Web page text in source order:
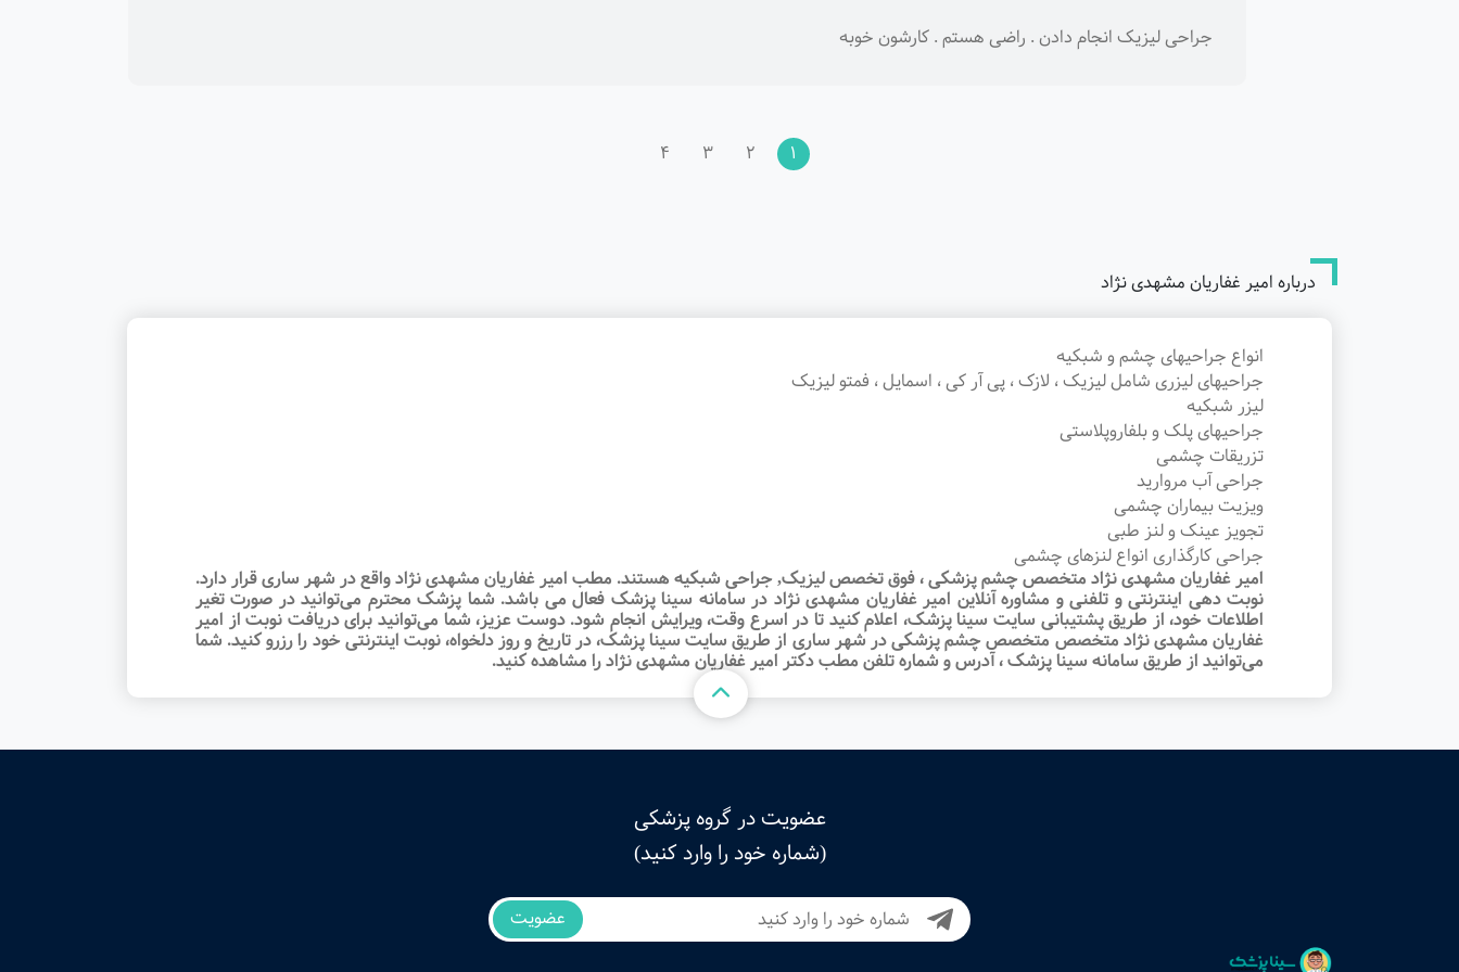
جراحی لیزیک انجام دادن . راضی هستم . کارشون خوبه
1
2
3
4
درباره امیر غفاریان مشهدی نژاد
انواع جراحیهای چشم و شبکیه
جراحیهای لیزری شامل لیزیک ، لازک ، پی آر کی ، اسمایل ، فمتو لیزیک
لیزر شبکیه
جراحیهای پلک و بلفاروپلاستی
تزریقات چشمی
جراحی آب مروارید
ویزیت بیماران چشمی
تجویز عینک و لنز طبی
جراحی کارگذاری انواع لنزهای چشمی
امیر غفاریان مشهدی نژاد متخصص چشم پزشکی ، فوق تخصص لیزیک, جراحی شبکیه هستند. مطب امیر غفاریان مشهدی نژاد واقع در شهر ساری قرار دارد.
نوبت‌ دهی اینترنتی و تلفنی و مشاوره آنلاین امیر غفاریان مشهدی نژاد در سامانه سینا پزشک فعال می باشد. شما پزشک محترم می‌توانید در صورت تغیر
اطلاعات خود، از طریق پشتیبانی سایت سینا پزشک، اعلام کنید تا در اسرع وقت‌، ویرایش انجام شود. دوست عزیز، شما می‌توانید برای دریافت نوبت از امیر
غفاریان مشهدی نژاد متخصص متخصص چشم پزشکی در شهر ساری از طریق سایت سینا پزشک، در تاریخ و روز دلخواه، نوبت اینترنتی خود را رزرو کنید. شما
می‌توانید از طریق سامانه سینا پزشک ، آدرس و شماره تلفن مطب دکتر امیر غفاریان مشهدی نژاد را مشاهده کنید.
عضویت در گروه پزشکی
(شماره خود را وارد کنید)
عضویت